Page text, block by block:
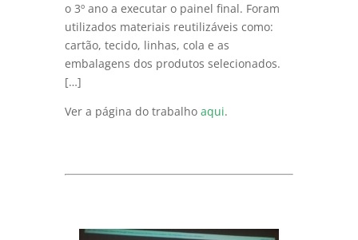
o 3º ano a executar o painel final. Foram
utilizados materiais reutilizáveis como:
cartão, tecido, linhas, cola e as
embalagens dos produtos selecionados.
[…]
Ver a página do trabalho aqui.